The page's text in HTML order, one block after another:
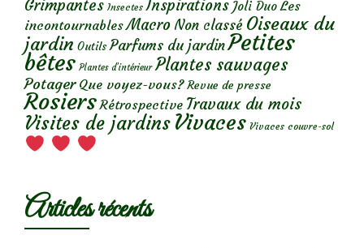
Grimpantes Insectes Inspirations Joli Duo Les
incontournables Macro Non classé Oiseaux du
jardin Outils Parfums du jardinPetites
bêtes Plantes d’intérieur Plantes sauvages
Potager Que voyez-vous? Revue de presse
Rosiers Rétrospective Travaux du mois
Visites de jardins Vivaces Vivaces couvre-sol
Articles récents